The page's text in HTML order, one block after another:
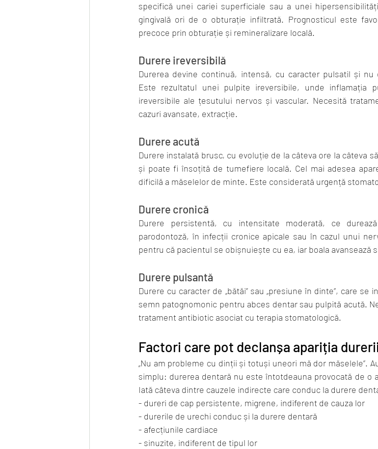
specifică unei cariei superficiale sau a unei
gingivală ori de o obturație infiltrată. Prognosticul este
precoce prin obturație și remineralizare locală.
Durere ireversibilă
Durerea devine continuă, intensă, cu caracter pulsatil și nu
Este rezultatul unei pulpite ireversibile, unde inflamația
ireversibile ale țesutului nervos și vascular. Necesită
cazuri avansate, extracție.
Durere acută
Durere instalată brusc, cu evoluție de la câteva ore la câteva
și poate fi însoțită de tumefiere locală. Cel mai adesea
dificilă a măselelor de minte. Este considerată urgență
Durere cronică
Durere persistentă, cu intensitate moderată, ce
parodontoză, în infecții cronice apicale sau în cazul unui
pentru că pacientul se obișnuiește cu ea, iar boala avansează
Durere pulsantă
Durere cu caracter de „bătăi” sau „presiune în dinte”, care
semn patognomonic pentru abces dentar sau pulpită acută.
tratament antibiotic asociat cu terapia stomatologică.
Factori care pot declanșa apariția
„Nu am probleme cu dinții și totuși uneori mă dor măselele”.
simplu: durerea dentară nu este întotdeauna provocată de o
Iată câteva dintre cauzele indirecte care conduc la durere
- dureri de cap persistente, migrene, indiferent de cauza lor
- durerile de urechi conduc și la durere dentară
- afecțiunile cardiace
- sinuzite, indiferent de tipul lor